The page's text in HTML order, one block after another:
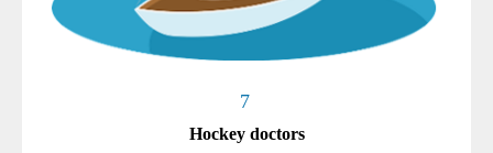
7
Hockey doctors